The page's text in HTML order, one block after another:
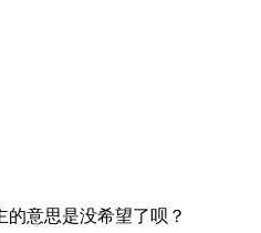
的意思是没希望了呗？